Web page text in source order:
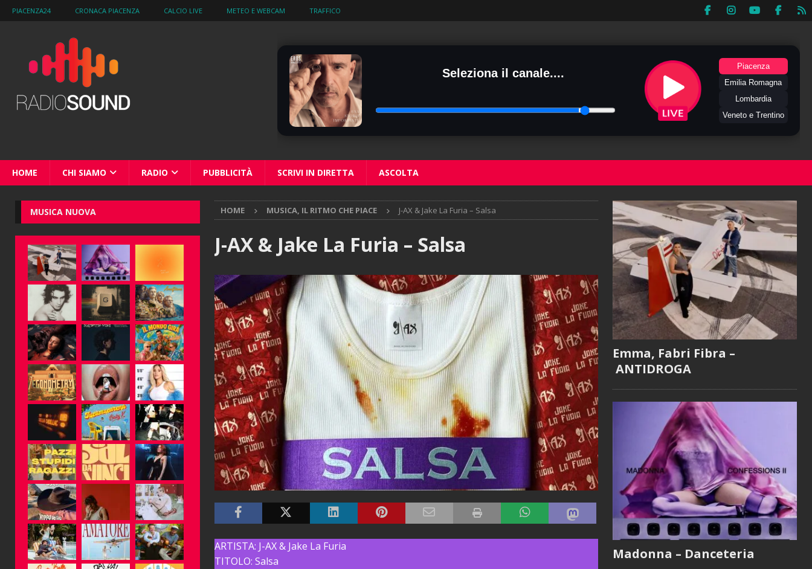
PIACENZA24 CRONACA PIACENZA CALCIO LIVE METEO E WEBCAM TRAFFICO
Seleziona il canale....
Piacenza
Emilia Romagna
Lombardia
Veneto e Trentino
HOME CHI SIAMO RADIO PUBBLICITÀ SCRIVI IN DIRETTA ASCOLTA
HOME MUSICA, IL RITMO CHE PIACE J-AX & Jake La Furia – Salsa
J-AX & Jake La Furia – Salsa
ARTISTA: J-AX & Jake La Furia
TITOLO: Salsa
MUSICA NUOVA
Emma, Fabri Fibra –
ANTIDROGA
Madonna – Danceteria